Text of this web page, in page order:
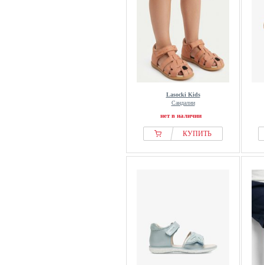
Lasocki Kids
Сандалии
нет в наличии
КУПИТЬ